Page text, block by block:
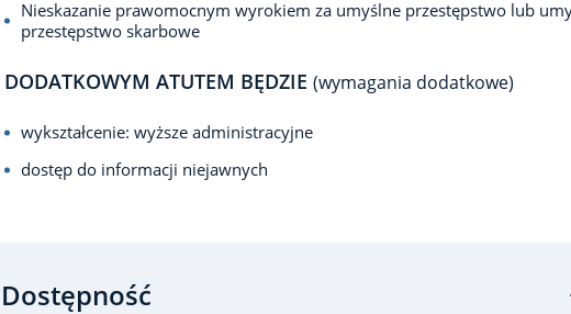
Nieskazanie prawomocnym wyrokiem za umyślne przestępstwo lub
przestępstwo skarbowe
DODATKOWYM ATUTEM BĘDZIE (wymagania dodatkowe)
wykształcenie: wyższe administracyjne
dostęp do informacji niejawnych
Dostępność